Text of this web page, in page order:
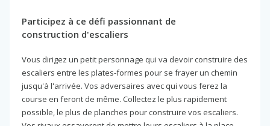
Participez à ce défi passionnant de
construction d'escaliers
Vous dirigez un petit personnage qui va devoir construire des
escaliers entre les plates-formes pour se frayer un chemin
jusqu'à l'arrivée. Vos adversaires avec qui vous ferez la
course en feront de même. Collectez le plus rapidement
possible, le plus de planches pour construire vos escaliers.